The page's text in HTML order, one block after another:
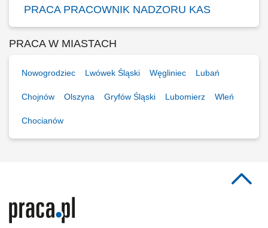
PRACA PRACOWNIK NADZORU KAS
PRACA W MIASTACH
Nowogrodziec Lwówek Śląski Węgliniec Lubań
Chojnów Olszyna Gryfów Śląski Lubomierz Wleń
Chocianów